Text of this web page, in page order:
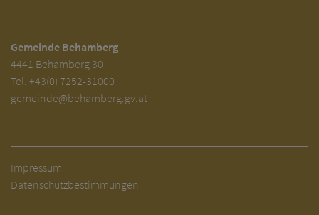
Gemeinde Behamberg
4441 Behamberg 30
Tel. +43(0) 7252-31000
gemeinde@behamberg.gv.at
Impressum
Datenschutzbestimmungen